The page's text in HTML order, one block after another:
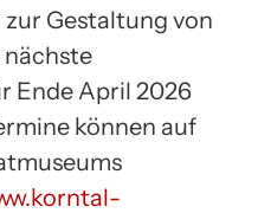
Gestaltung von
Ende April 2026
können auf